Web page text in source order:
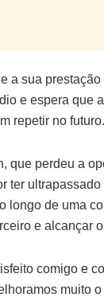
a sua
e espera que
repetir no futuro.
que perdeu a
ter
longo de uma
e alcançar
comigo e
muito